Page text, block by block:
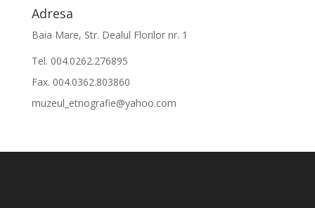
Adresa
Baia Mare, Str. Dealul Florilor nr. 1
Tel. 004.0262.276895
Fax. 004.0362.803860
muzeul_etnografie@yahoo.com